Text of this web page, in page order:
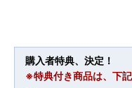
購入者特典、決定！
※特典付き商品は、下